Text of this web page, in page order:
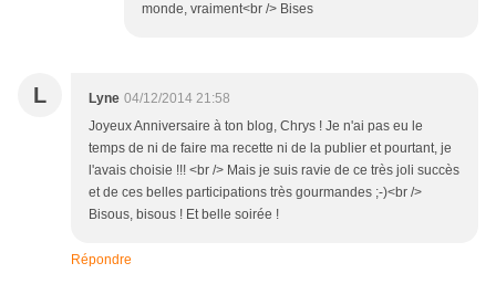
monde, vraiment<br /> Bises
L Lyne 04/12/2014 21:58
Joyeux Anniversaire à ton blog, Chrys ! Je n'ai pas eu le
temps de ni de faire ma recette ni de la publier et pourtant, je
l'avais choisie !!! <br /> Mais je suis ravie de ce très joli succès
et de ces belles participations très gourmandes ;-)<br />
Bisous, bisous ! Et belle soirée !
Répondre